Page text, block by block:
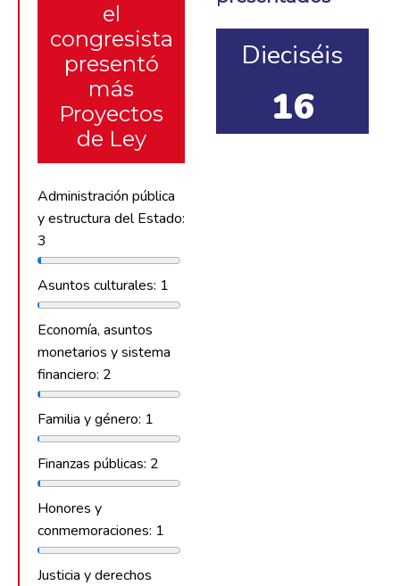
el
congresista
presentó
más
Proyectos
de Ley
Administración pública
y estructura del Estado:
3
Asuntos culturales: 1
Economía, asuntos
monetarios y sistema
financiero: 2
Familia y género: 1
Finanzas públicas: 2
Honores y
conmemoraciones: 1
Justicia y derechos
Dieciséis
16